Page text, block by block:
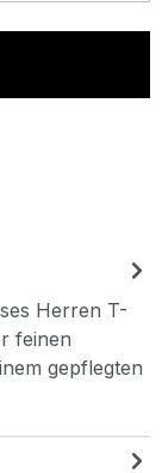
Herren T-
feinen
gepflegten